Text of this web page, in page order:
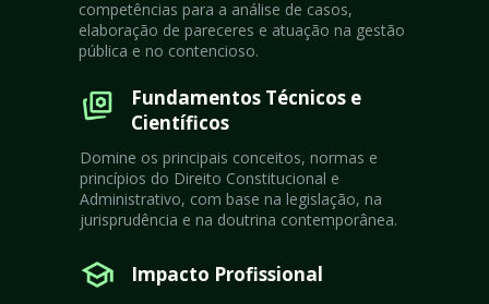
Fundamentos Técnicos e
Científicos
Impacto Profissional
competências para a análise de casos,
elaboração de pareceres e atuação na gestão
pública e no contencioso.
Domine os principais conceitos, normas e
princípios do Direito Constitucional e
Administrativo, com base na legislação, na
jurisprudência e na doutrina contemporânea.